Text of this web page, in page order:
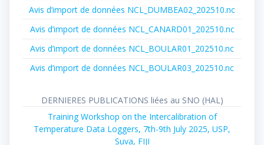
Avis d’import de données NCL_DUMBEA02_202510.nc
Avis d’import de données NCL_CANARD01_202510.nc
Avis d’import de données NCL_BOULAR01_202510.nc
Avis d’import de données NCL_BOULAR03_202510.nc
DERNIERES PUBLICATIONS liées au SNO (HAL)
Training Workshop on the Intercalibration of
Temperature Data Loggers, 7th-9th July 2025, USP,
Suva, FIJI